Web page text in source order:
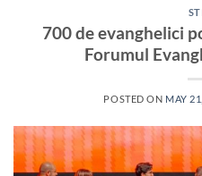
700 de evanghelici
Forumul
POSTED ON MAY